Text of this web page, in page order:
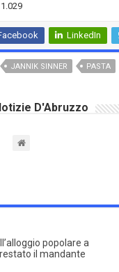
1.029
LinkedIn
JANNIK SINNER PASTA
D'Abruzzo
popolare a
il mandante